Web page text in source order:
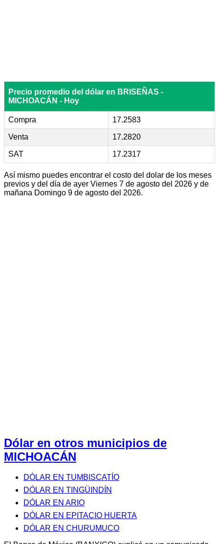
Precio promedio del dólar en BRISEÑAS -
MICHOACÁN - Hoy
Compra 17.2583
Venta 17.2820
SAT 17.2317
Así mismo puedes encontrar el costo del dolar de los meses
previos y del día de ayer Viernes 7 de agosto del 2026 y de
mañana Domingo 9 de agosto del 2026.
Dólar en otros municipios de
MICHOACÁN
DÓLAR EN TUMBISCATÍO
DÓLAR EN TINGÜINDÍN
DÓLAR EN ARIO
DÓLAR EN EPITACIO HUERTA
DÓLAR EN CHURUMUCO